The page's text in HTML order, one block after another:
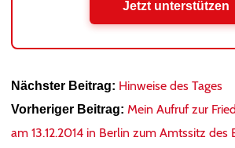
Jetzt unterstützen
Nächster Beitrag: Hinweise des Tages
Vorheriger Beitrag: Mein Aufruf zur
am 13.12.2014 in Berlin zum Amtssitz des